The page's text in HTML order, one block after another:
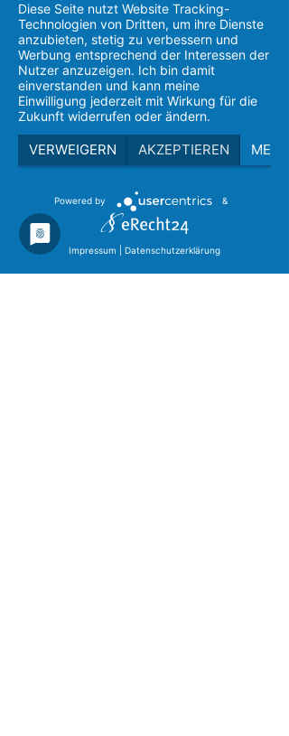
Diese Seite nutzt Website Tracking-
Technologien von Dritten, um ihre Dienste
anzubieten, stetig zu verbessern und
Werbung entsprechend der Interessen der
Nutzer anzuzeigen. Ich bin damit
einverstanden und kann meine
Einwilligung jederzeit mit Wirkung für die
Zukunft widerrufen oder ändern.
VERWEIGERN AKZEPTIEREN MEHR
Powered by &
Impressum Datenschutzerklärung